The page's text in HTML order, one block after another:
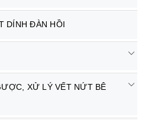
DÍNH ĐÀN HỒI
XỬ LÝ VẾT NỨT BÊ